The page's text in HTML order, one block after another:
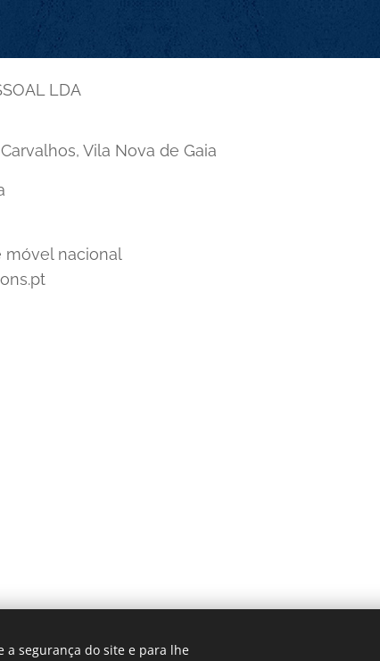
LDA
Vila Nova de Gaia
móvel nacional
segurança do site e para lhe